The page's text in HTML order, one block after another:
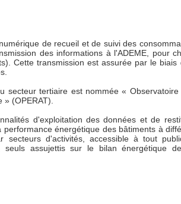
de recueil et de suivi des
des informations à l'ADEME, pour
Cette transmission est assurée par le biais
secteur tertiaire est nommée « Observatoire
(OPERAT).
d'exploitation des données et de
énergétique des bâtiments à
secteurs d'activités, accessible à tout
seuls assujettis sur le bilan énergétique